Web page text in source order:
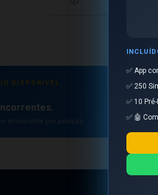
DISPONÍVEL
anunciante por posição.
✅ App
✅ 250
✅ 10
✅ 🤖